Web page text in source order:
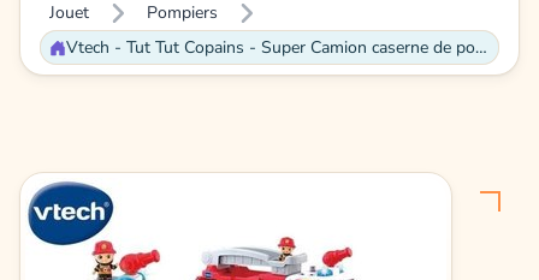
Jouet
Pompiers
Vtech - Tut Tut Copains - Super Camion caserne de pompiers